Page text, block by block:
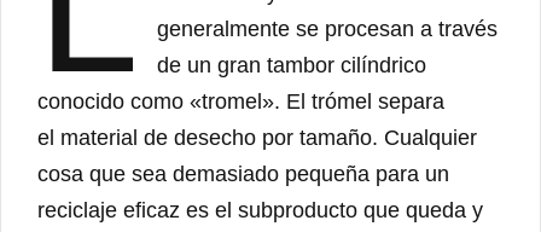
generalmente se procesan a través
de un gran tambor cilíndrico
conocido como «tromel». El trómel separa
el material de desecho por tamaño. Cualquier
cosa que sea demasiado pequeña para un
reciclaje eficaz es el subproducto que queda y